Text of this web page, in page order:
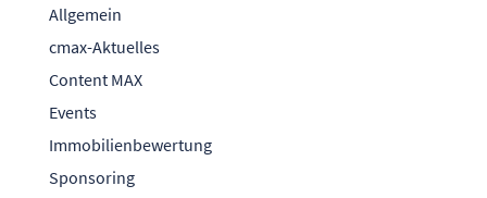
Allgemein
cmax-Aktuelles
Content MAX
Events
Immobilienbewertung
Sponsoring